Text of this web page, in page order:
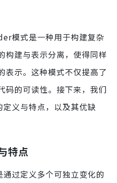
模式是一种用于构建复杂
构建与表示分离，使得同样
表示。这种模式不仅提高了
码的可读性。接下来，我们
义与特点，以及其优缺
特点
过定义多个可独立变化的